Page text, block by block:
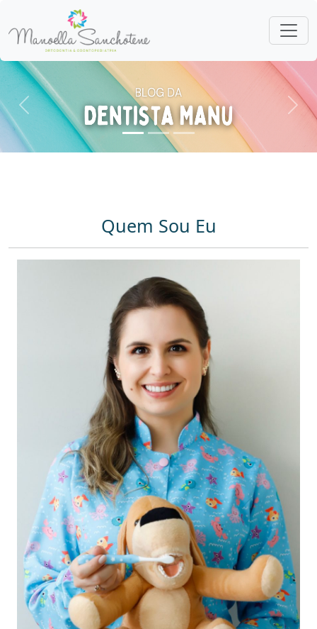
Anterior
Quem Sou Eu